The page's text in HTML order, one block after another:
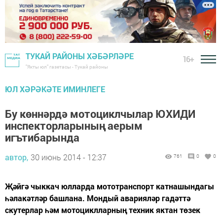
ТУКАЙ РАЙОНЫ ХӘБӘРЛӘРЕ
"Якты юл" газетасы - Тукай районы
16+
ЮЛ ХӘРӘКӘТЕ ИМИНЛЕГЕ
Бу көннәрдә мотоциклчылар ЮХИДИ
инспекторларының аерым
игътибарында
автор, 30 июнь 2014 - 12:37 761 0 0
Җәйгә чыккач юлларда мототранспорт катнашындагы
һәлакәтләр башлана. Мондый аварияләр гадәттә
скутерлар һәм мотоциклларның техник яктан төзек